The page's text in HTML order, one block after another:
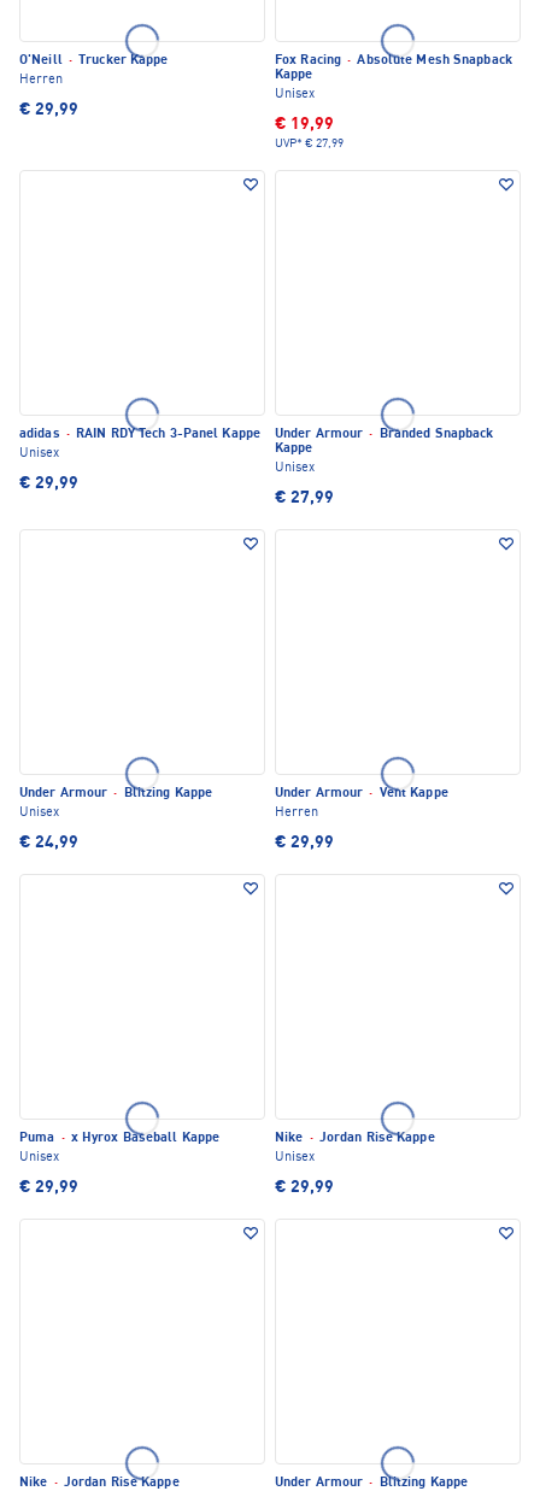
O'Neill ·
Trucker Kappe
Herren
€ 29,99
Fox Racing · Absolute Mesh Snapback
Kappe
Unisex
€ 19,99
UVP* € 27,99
adidas · RAIN RDY Tech 3-Panel Kappe
Unisex
€ 29,99
Under Armour ·
Branded Snapback
Kappe
Unisex
€ 27,99
Under Armour ·
Blitzing Kappe
Unisex
€ 24,99
Under Armour · Vent Kappe
Herren
€ 29,99
Puma · x Hyrox Baseball Kappe
Unisex
€ 29,99
Nike · Jordan Rise Kappe
Unisex
€ 29,99
Nike · Jordan Rise Kappe Under Armour · Blitzing Kappe